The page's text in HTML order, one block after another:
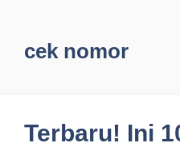
cek nomor
Terbaru! Ini